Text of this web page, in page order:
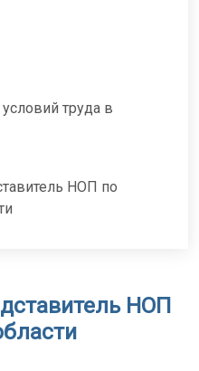
труда в
НОП по
НОП